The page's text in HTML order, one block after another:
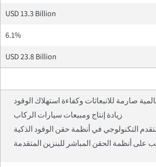
USD 13.3 Billion
6.1%
USD 23.8 Billion
صارمة للانبعاثات وكفاءة استهلاك الوقود
زيادة إنتاج ومبيعات سيارات الركاب
التكنولوجي في أنظمة حقن الوقود الذكية
على أنظمة الحقن المباشر للبنزين المتقدمة